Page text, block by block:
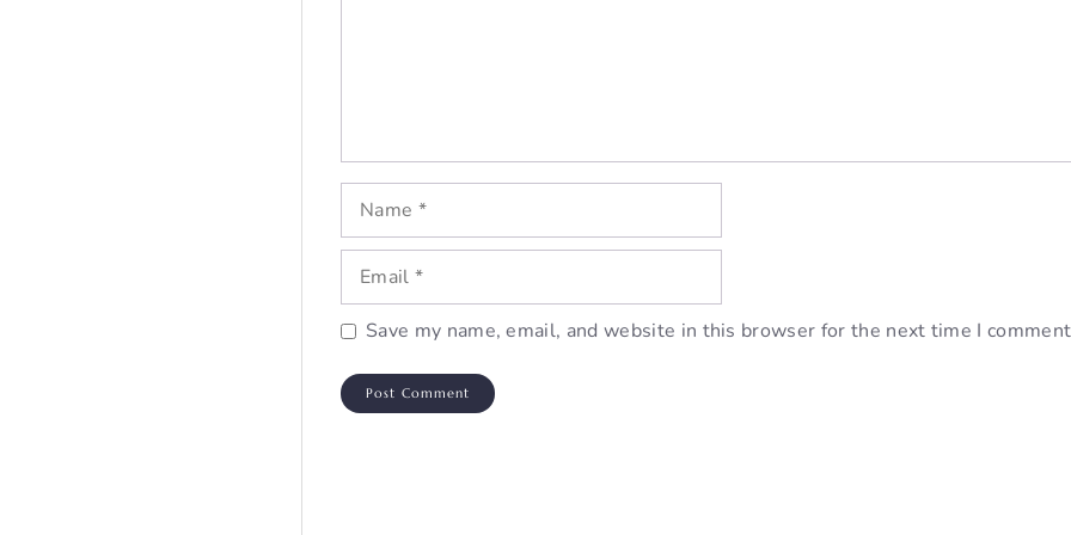
Name
Email
Save my name, email, and website in this browser for the next time I